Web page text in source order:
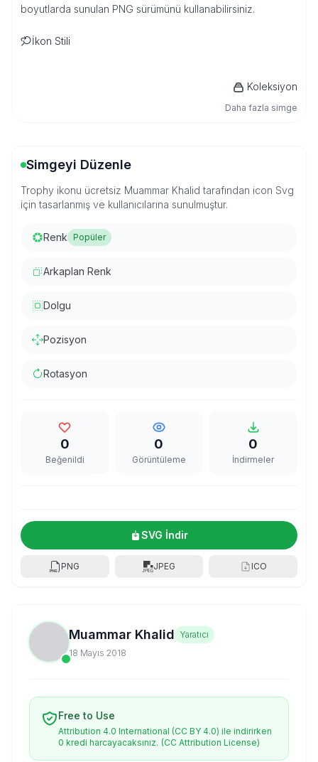
boyutlarda sunulan PNG sürümünü kullanabilirsiniz.
İkon Stili
Koleksiyon
Daha fazla simge
Simgeyi Düzenle
Trophy ikonu ücretsiz Muammar Khalid tarafından icon Svg
için tasarlanmış ve kullanıcılarına sunulmuştur.
Renk Popüler
Arkaplan Renk
Dolgu
Pozisyon
Rotasyon
0
Beğenildi
0
Görüntüleme
0
İndirmeler
SVG İndir
PNG JPEG ICO
Muammar Khalid Yaratıcı
18 Mayıs 2018
Free to Use
Attribution 4.0 International (CC BY 4.0) ile indirirken
0 kredi harcayacaksınız. (CC Attribution License)